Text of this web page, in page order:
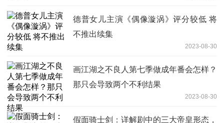
德普女儿主演《偶像漩涡》评分较低 将
不推出续集
2023-08-30
画江湖之不良人第七季做成年番会怎样？
那只会导致两个不利结果
2023-08-30
假面骑士剑：详解剧中的三大帝皇形态，